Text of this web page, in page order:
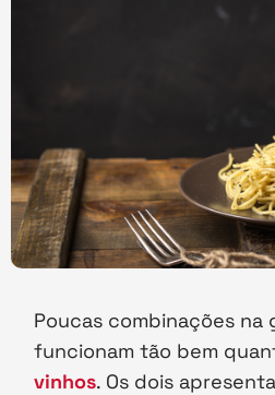
Poucas combinações na
funcionam tão bem
vinhos. Os dois